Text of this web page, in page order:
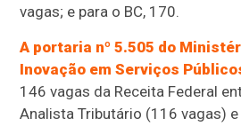
vagas; e para o BC, 170.
A portaria nº 5.505 do
Inovação em Serviços
146 vagas da Receita Federal
Analista Tributário (116 vagas)